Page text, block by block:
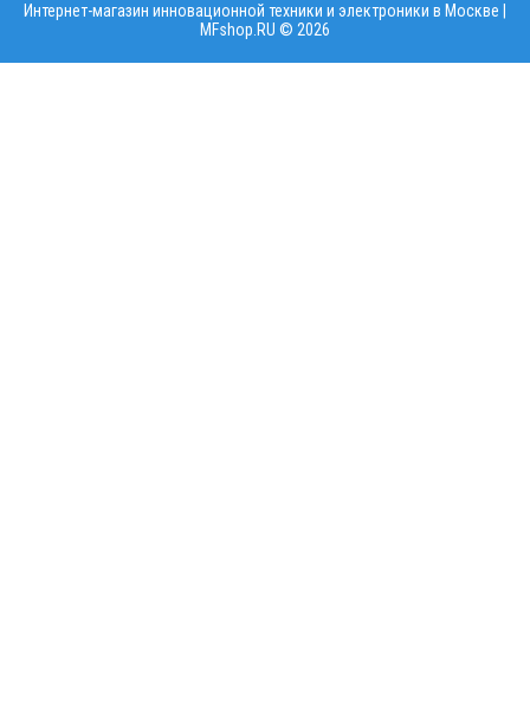
Интернет-магазин инновационной техники и электроники в Москве |
MFshop.RU © 2026